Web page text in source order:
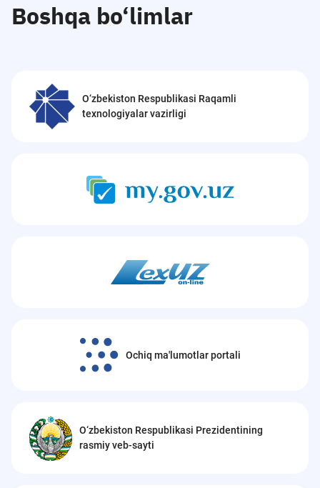
Boshqa bo‘limlar
O‘zbekiston Respublikasi Raqamli
texnologiyalar vazirligi
Ochiq ma'lumotlar portali
O‘zbekiston Respublikasi Prezidentining
rasmiy veb-sayti